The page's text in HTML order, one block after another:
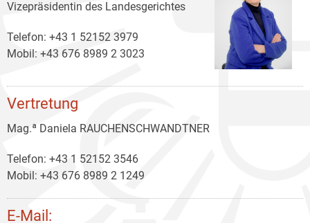
Vizepräsidentin des Landesgerichtes
Telefon: +43 1 52152 3979
Mobil: +43 676 8989 2 3023
Vertretung
Mag.ª Daniela RAUCHENSCHWANDTNER
Telefon: +43 1 52152 3546
Mobil: +43 676 8989 2 1249
E-Mail: